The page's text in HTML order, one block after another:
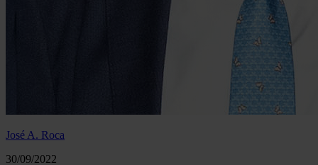
José A. Roca
30/09/2022